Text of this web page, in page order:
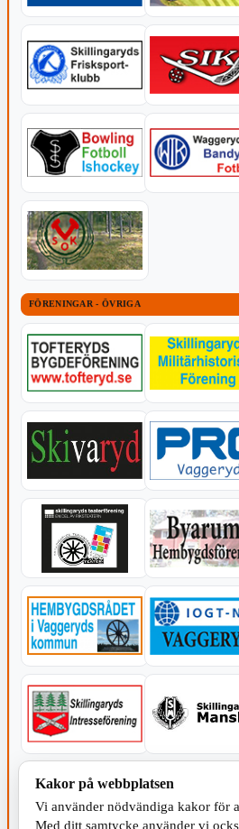
FÖRENINGAR - ÖVRIGA
KOMMUNEN
Kakor på webbplatsen
Vi använder nödvändiga kakor för
Med ditt samtycke använder vi